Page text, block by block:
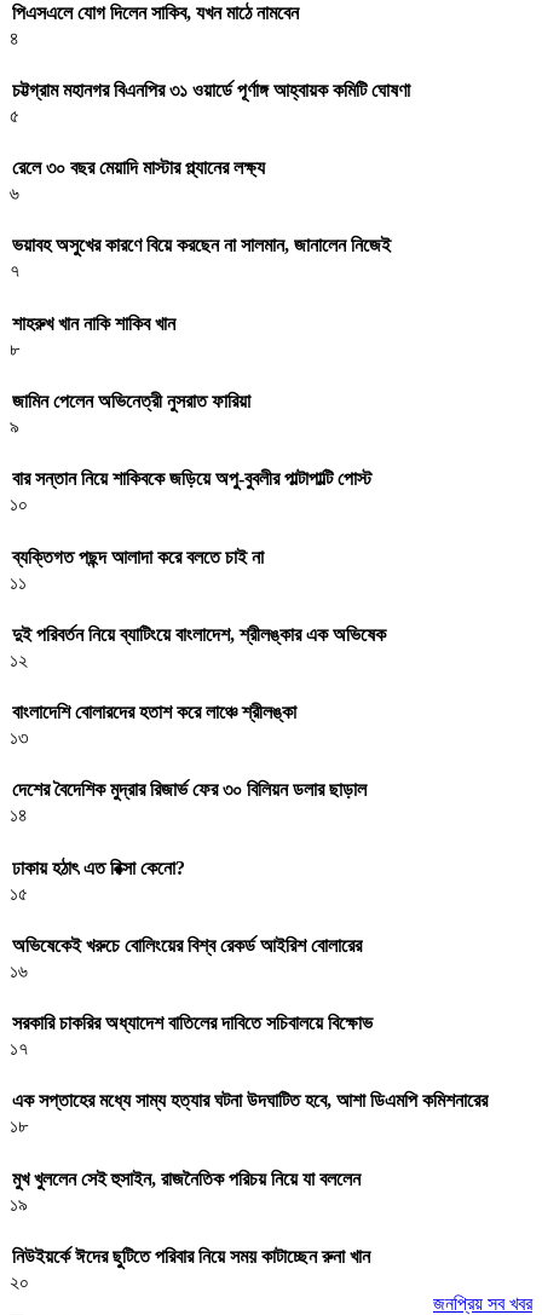
পিএসএলে যোগ দিলেন সাকিব, যখন মাঠে নামবেন
৪
চট্টগ্রাম মহানগর বিএনপির ৩১ ওয়ার্ডে পূর্ণাঙ্গ আহ্বায়ক কমিটি ঘোষণা
৫
রেলে ৩০ বছর মেয়াদি মাস্টার প্ল্যানের লক্ষ্য
৬
ভয়াবহ অসুখের কারণে বিয়ে করছেন না সালমান, জানালেন নিজেই
৭
শাহরুখ খান নাকি শাকিব খান
৮
জামিন পেলেন অভিনেত্রী নুসরাত ফারিয়া
৯
বার সন্তান নিয়ে শাকিবকে জড়িয়ে অপু-বুবলীর পাল্টাপাল্টি পোস্ট
১০
ব্যক্তিগত পছন্দ আলাদা করে বলতে চাই না
১১
দুই পরিবর্তন নিয়ে ব্যাটিংয়ে বাংলাদেশ, শ্রীলঙ্কার এক অভিষেক
১২
বাংলাদেশি বোলারদের হতাশ করে লাঞ্চে শ্রীলঙ্কা
১৩
দেশের বৈদেশিক মুদ্রার রিজার্ভ ফের ৩০ বিলিয়ন ডলার ছাড়াল
১৪
ঢাকায় হঠাৎ এত রিক্সা কেনো?
১৫
অভিষেকেই খরুচে বোলিংয়ের বিশ্ব রেকর্ড আইরিশ বোলারের
১৬
সরকারি চাকরির অধ্যাদেশ বাতিলের দাবিতে সচিবালয়ে বিক্ষোভ
১৭
এক সপ্তাহের মধ্যে সাম্য হত্যার ঘটনা উদঘাটিত হবে, আশা ডিএমপি কমিশনারের
১৮
মুখ খুললেন সেই হুসাইন, রাজনৈতিক পরিচয় নিয়ে যা বললেন
১৯
নিউইয়র্কে ঈদের ছুটিতে পরিবার নিয়ে সময় কাটাচ্ছেন রুনা খান
২০
জনপ্রিয় সব খবর